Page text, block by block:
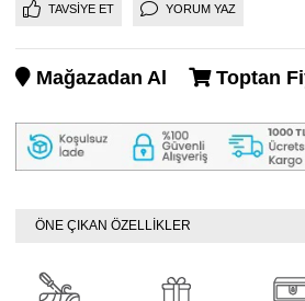
TAVSIYE ET YORUM YAZ
Mağazadan Al Toptan
ÖNE ÇIKAN ÖZELLİKLER